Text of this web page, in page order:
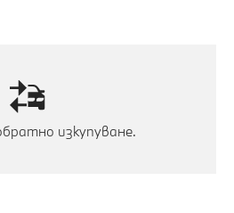
изкупуване.